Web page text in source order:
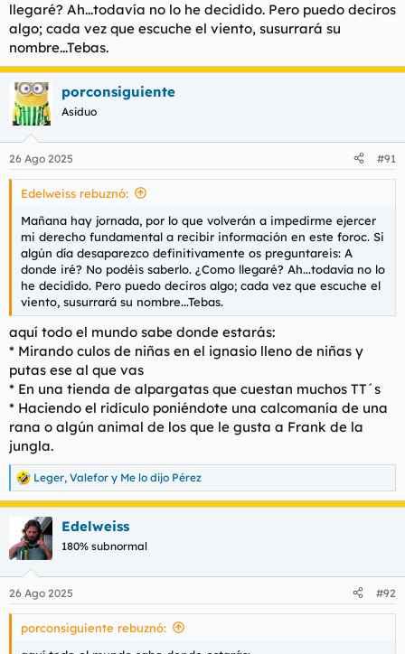
llegaré? Ah...todavía no lo he decidido. Pero puedo deciros
algo; cada vez que escuche el viento, susurrará su
nombre...Tebas.
porconsiguiente
Asiduo
26 Ago 2025 #91
Edelweiss rebuznó:
Mañana hay jornada, por lo que volverán a impedirme ejercer
mi derecho fundamental a recibir información en este foroc. Si
algún día desaparezco definitivamente os preguntareis: A
donde iré? No podéis saberlo. ¿Como llegaré? Ah...todavía no lo
he decidido. Pero puedo deciros algo; cada vez que escuche el
viento, susurrará su nombre...Tebas.
aquí todo el mundo sabe donde estarás:
* Mirando culos de niñas en el ignasio lleno de niñas y
putas ese al que vas
* En una tienda de alpargatas que cuestan muchos TT´s
* Haciendo el ridículo poniéndote una calcomanía de una
rana o algún animal de los que le gusta a Frank de la
jungla.
R
e
a
c
i
e
s
Leger, Valefor y Me lo dijo Pérez
Edelweiss
180% subnormal
26 Ago 2025 #92
porconsiguiente rebuznó: